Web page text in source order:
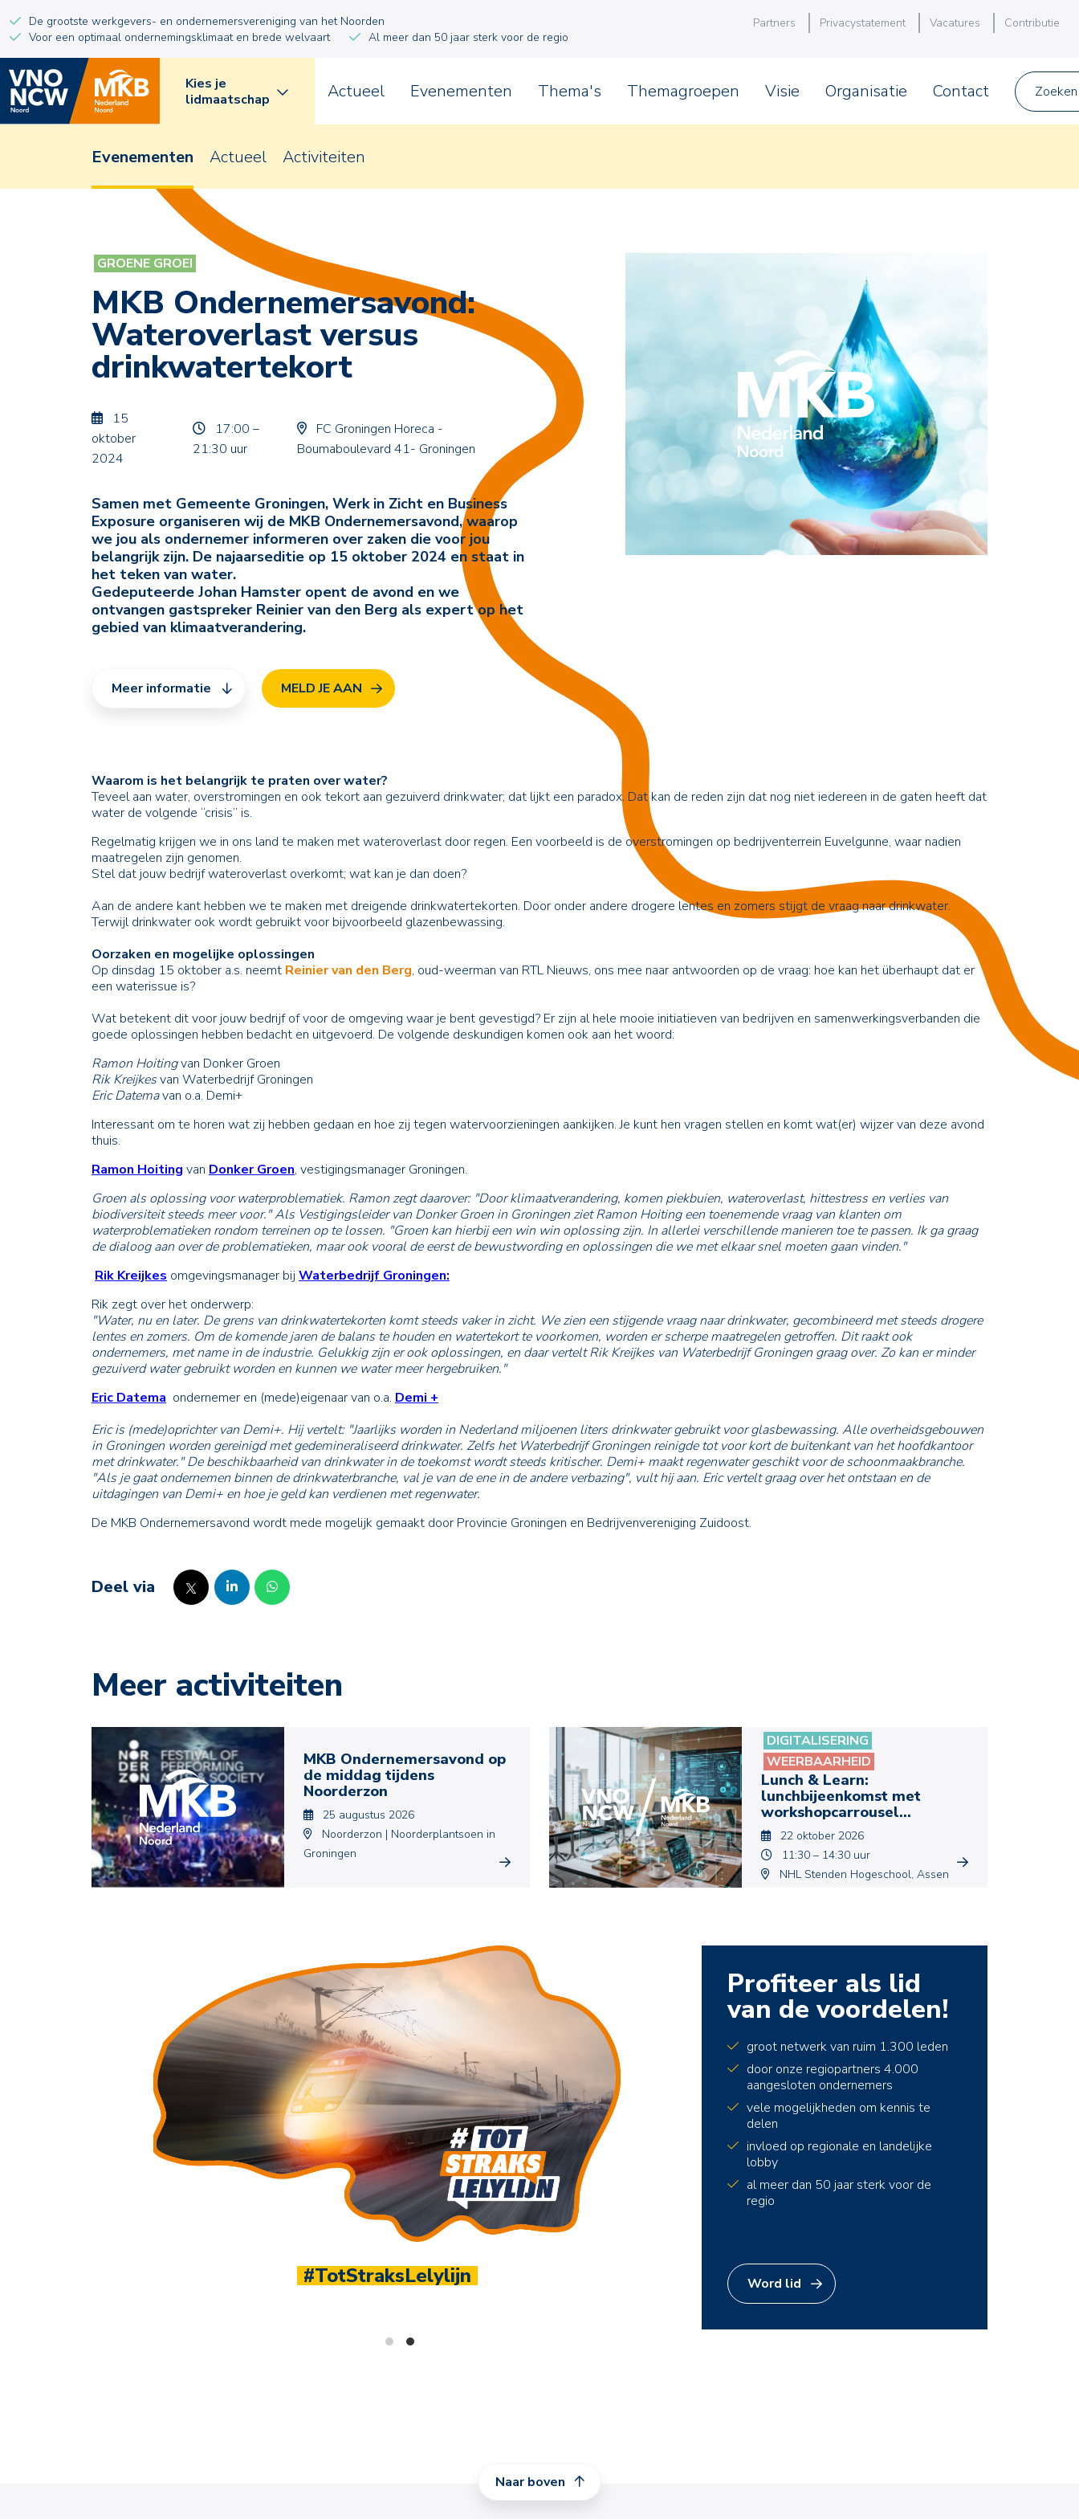
De grootste werkgevers- en ondernemersvereniging van het Noorden
Voor een optimaal ondernemingsklimaat en brede welvaart
Al meer dan 50 jaar sterk voor de regio
Partners Privacystatement Vacatures Contributie
Kies je
lidmaatschap
Actueel Evenementen Thema's Themagroepen Visie Organisatie Contact Zoeken
Evenementen Actueel Activiteiten
GROENE GROEI
MKB Ondernemersavond:
Wateroverlast versus
drinkwatertekort
15
oktober
2024
17:00 –
21:30 uur
FC Groningen Horeca -
Boumaboulevard 41- Groningen
Samen met Gemeente Groningen, Werk in Zicht en Business
Exposure organiseren wij de MKB Ondernemersavond, waarop
we jou als ondernemer informeren over zaken die voor jou
belangrijk zijn. De najaarseditie op 15 oktober 2024 en staat in
het teken van water.
Gedeputeerde Johan Hamster opent de avond en we
ontvangen gastspreker Reinier van den Berg als expert op het
gebied van klimaatverandering.
Meer informatie MELD JE AAN
Waarom is het belangrijk te praten over water?
Teveel aan water, overstromingen en ook tekort aan gezuiverd drinkwater; dat lijkt een paradox. Dat kan de reden zijn dat nog niet iedereen in de gaten heeft dat
water de volgende “crisis” is.
Regelmatig krijgen we in ons land te maken met wateroverlast door regen. Een voorbeeld is de overstromingen op bedrijventerrein Euvelgunne, waar nadien
maatregelen zijn genomen.
Stel dat jouw bedrijf wateroverlast overkomt; wat kan je dan doen?
Aan de andere kant hebben we te maken met dreigende drinkwatertekorten. Door onder andere drogere lentes en zomers stijgt de vraag naar drinkwater.
Terwijl drinkwater ook wordt gebruikt voor bijvoorbeeld glazenbewassing.
Oorzaken en mogelijke oplossingen
Op dinsdag 15 oktober a.s. neemt Reinier van den Berg, oud-weerman van RTL Nieuws, ons mee naar antwoorden op de vraag: hoe kan het überhaupt dat er
een waterissue is?
Wat betekent dit voor jouw bedrijf of voor de omgeving waar je bent gevestigd? Er zijn al hele mooie initiatieven van bedrijven en samenwerkingsverbanden die
goede oplossingen hebben bedacht en uitgevoerd. De volgende deskundigen komen ook aan het woord:
Ramon Hoitingvan Donker Groen
Rik Kreijkesvan Waterbedrijf Groningen
Eric Datemavan o.a. Demi+
Interessant om te horen wat zij hebben gedaan en hoe zij tegen watervoorzieningen aankijken. Je kunt hen vragen stellen en komt wat(er) wijzer van deze avond
thuis.
Ramon Hoiting van Donker Groen, vestigingsmanager Groningen.
Groen als oplossing voor waterproblematiek. Ramon zegt daarover: "Door klimaatverandering, komen piekbuien, wateroverlast, hittestress en verlies van
biodiversiteit steeds meer voor." Als Vestigingsleider van Donker Groen in Groningen ziet Ramon Hoiting een toenemende vraag van klanten om
waterproblematieken rondom terreinen op te lossen. "Groen kan hierbij een win win oplossing zijn. In allerlei verschillende manieren toe te passen. Ik ga graag
de dialoog aan over de problematieken, maar ook vooral de eerst de bewustwording en oplossingen die we met elkaar snel moeten gaan vinden."
Rik Kreijkes omgevingsmanager bij Waterbedrijf Groningen:
Rik zegt over het onderwerp:
"Water, nu en later. De grens van drinkwatertekorten komt steeds vaker in zicht. We zien een stijgende vraag naar drinkwater, gecombineerd met steeds drogere
lentes en zomers. Om de komende jaren de balans te houden en watertekort te voorkomen, worden er scherpe maatregelen getroffen. Dit raakt ook
ondernemers, met name in de industrie. Gelukkig zijn er ook oplossingen, en daar vertelt Rik Kreijkes van Waterbedrijf Groningen graag over. Zo kan er minder
gezuiverd water gebruikt worden en kunnen we water meer hergebruiken."
Eric Datema ondernemer en (mede)eigenaar van o.a. Demi +
Eric is (mede)oprichter van Demi+. Hij vertelt: "Jaarlijks worden in Nederland miljoenen liters drinkwater gebruikt voor glasbewassing. Alle overheidsgebouwen
in Groningen worden gereinigd met gedemineraliseerd drinkwater. Zelfs het Waterbedrijf Groningen reinigde tot voor kort de buitenkant van het hoofdkantoor
met drinkwater." De beschikbaarheid van drinkwater in de toekomst wordt steeds kritischer. Demi+ maakt regenwater geschikt voor de schoonmaakbranche.
"Als je gaat ondernemen binnen de drinkwaterbranche, val je van de ene in de andere verbazing", vult hij aan. Eric vertelt graag over het ontstaan en de
uitdagingen van Demi+ en hoe je geld kan verdienen met regenwater.
De MKB Ondernemersavond wordt mede mogelijk gemaakt door Provincie Groningen en Bedrijvenvereniging Zuidoost.
Deel via
Meer activiteiten
MKB Ondernemersavond op
de middag tijdens
Noorderzon
25 augustus 2026
Noorderzon | Noorderplantsoen in
Groningen
DIGITALISERING
WEERBAARHEID
Lunch & Learn:
lunchbijeenkomst met
workshopcarrousel
Digitalisering
22 oktober 2026
11:30 – 14:30 uur
NHL Stenden Hogeschool, Assen
1.100+ leden
Profiteer als lid
van de voordelen!
groot netwerk van ruim 1.300 leden
door onze regiopartners 4.000
aangesloten ondernemers
vele mogelijkheden om kennis te
delen
invloed op regionale en landelijke
lobby
al meer dan 50 jaar sterk voor de
regio
Word lid
Naar boven